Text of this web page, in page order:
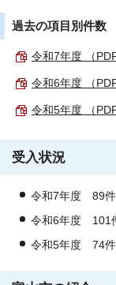
過去の項目別件数
令和7年度 （
令和6年度 （
令和5年度 （
受入状況
令和7年度 89
令和6年度 101
令和5年度 74